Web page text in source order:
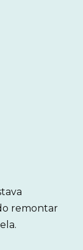
remontar